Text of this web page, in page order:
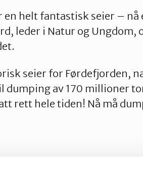
en helt fantastisk seier –
leder i Natur og Ungdom,
seier for Førdefjorden,
dumping av 170 millioner
rett hele tiden! Nå må